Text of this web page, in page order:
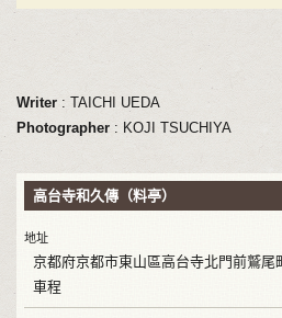
Writer: TAICHI UEDA
Photographer: KOJI TSUCHIYA
高台寺和久傳（料亭）
地址
京都府京都市東山區高台寺北門前鷲尾
車程